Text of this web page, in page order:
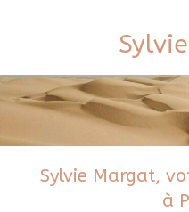
Sylvie Margat,
à